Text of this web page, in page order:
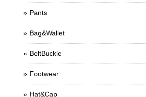
Pants
Bag&Wallet
BeltBuckle
Footwear
Hat&Cap